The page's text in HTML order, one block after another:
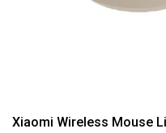
Xiaomi Wireless Mouse